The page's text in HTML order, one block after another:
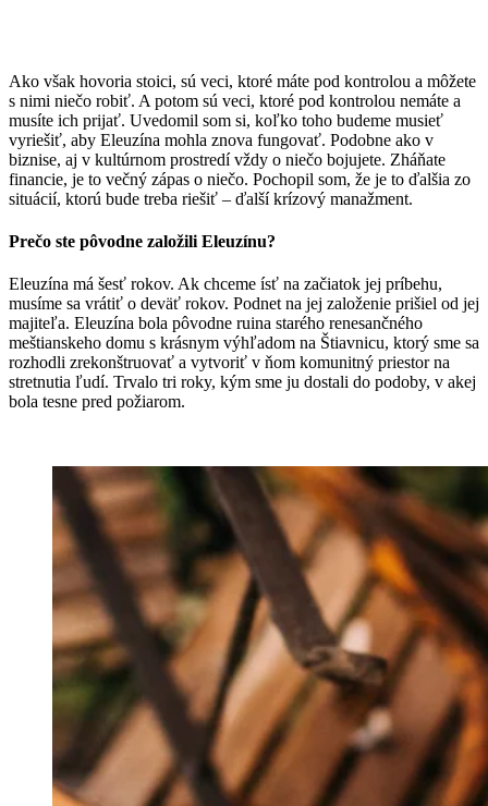
Ako však hovoria stoici, sú veci, ktoré máte pod kontrolou a môžete
s nimi niečo robiť. A potom sú veci, ktoré pod kontrolou nemáte a
musíte ich prijať. Uvedomil som si, koľko toho budeme musieť
vyriešiť, aby Eleuzína mohla znova fungovať. Podobne ako v
biznise, aj v kultúrnom prostredí vždy o niečo bojujete. Zháňate
financie, je to večný zápas o niečo. Pochopil som, že je to ďalšia zo
situácií, ktorú bude treba riešiť – ďalší krízový manažment.
Prečo ste pôvodne založili Eleuzínu?
Eleuzína má šesť rokov. Ak chceme ísť na začiatok jej príbehu,
musíme sa vrátiť o deväť rokov. Podnet na jej založenie prišiel od jej
majiteľa. Eleuzína bola pôvodne ruina starého renesančného
meštianskeho domu s krásnym výhľadom na Štiavnicu, ktorý sme sa
rozhodli zrekonštruovať a vytvoriť v ňom komunitný priestor na
stretnutia ľudí. Trvalo tri roky, kým sme ju dostali do podoby, v akej
bola tesne pred požiarom.